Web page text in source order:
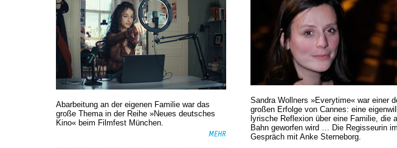
Abarbeitung an der eigenen Familie war das
große Thema in der Reihe »Neues deutsches
Kino« beim Filmfest München.
MEHR
Sandra Wollners »Everytime« war einer
großen Erfolge von Cannes: eine
lyrische Reflexion über eine ­Familie, die
Bahn geworfen wird … Die Regisseurin im
Gespräch mit Anke Sterneborg.